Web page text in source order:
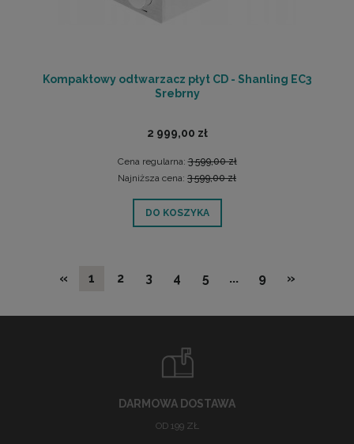
Kompaktowy odtwarzacz płyt CD - Shanling EC3
Srebrny
2 999,00 zł
Cena regularna:3 599,00 zł
Najniższa cena: 3 599,00 zł
DO KOSZYKA
« 1 2 3 4 5 ... 9 »
DARMOWA DOSTAWA
OD 199 ZŁ